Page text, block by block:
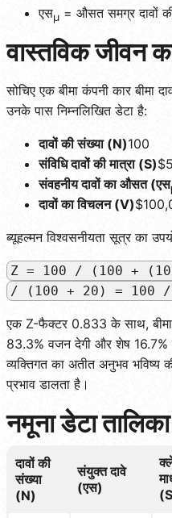
एसµ = औसत समग्र दावों
वास्तविक जीवन
सोचिए एक बीमा कंपनी कार बीमा
उनके पास निम्नलिखित डेटा है:
दावों की संख्या (N)100
संविधि दावों की मात्रा (S)
संवहनीय दावों का औसत (एस
दावों का विचलन (V)
ब्यूहल्मन विश्वसनीयता सूत्र का
Z = 100 / (100 +
/ (100 + 20) = 100 /
एक Z-फैक्टर 0.833 के साथ, बीमा
83.3% वजन देगी और शेष 16.7%
व्यक्तिगत का अतीत अनुभव भविष्य
प्रभाव डालता है।
नमूना डेटा तालिका
दावों की
संख्या
(N)
संयुक्त दावे
(एस)
(S